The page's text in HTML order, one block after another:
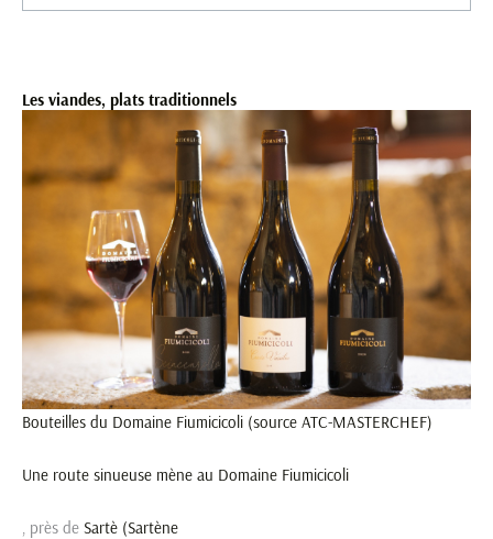
Les viandes, plats traditionnels
Bouteilles du Domaine Fiumicicoli (source ATC-MASTERCHEF)
Une route sinueuse mène au Domaine Fiumicicoli
, près de Sartè (Sartène